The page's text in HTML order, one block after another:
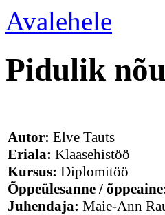
Avalehele
Pidulik
Autor: Elve Tauts
Eriala: Klaasehistöö
Kursus: Diplomitöö
Õppeülesanne /
Juhendaja: Maie-Ann